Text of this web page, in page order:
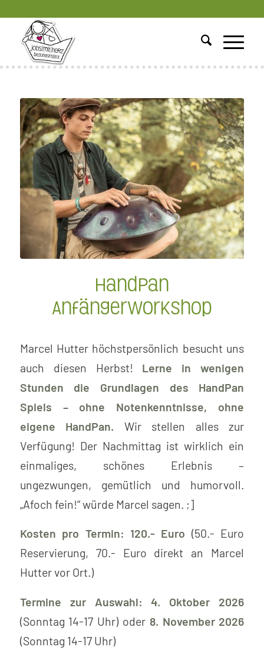
HandPan
Anfängerworkshop
Marcel Hutter höchstpersönlich besucht uns
auch diesen Herbst! Lerne in wenigen
Stunden die Grundlagen des HandPan
Spiels – ohne Notenkenntnisse, ohne
eigene HandPan. Wir stellen alles zur
Verfügung! Der Nachmittag ist wirklich ein
einmaliges, schönes Erlebnis –
ungezwungen, gemütlich und humorvoll.
„Afoch fein!“ würde Marcel sagen. ;]
Kosten pro Termin: 120.- Euro (50.- Euro
Reservierung, 70.- Euro direkt an Marcel
Hutter vor Ort.)
Termine zur Auswahl: 4. Oktober 2026
(Sonntag 14-17 Uhr) oder 8. November 2026
(Sonntag 14-17 Uhr)